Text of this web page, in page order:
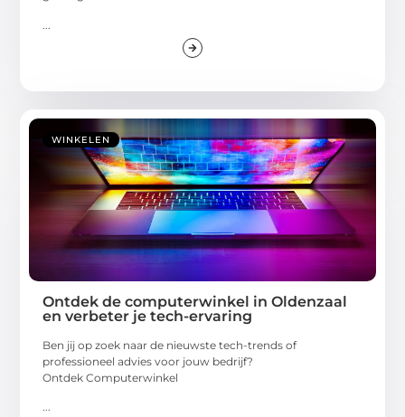
WINKELEN
Ontdek de computerwinkel in Oldenzaal
en verbeter je tech-ervaring
Ben jij op zoek naar de nieuwste tech-trends of
professioneel advies voor jouw bedrijf?
Ontdek Computerwinkel
...